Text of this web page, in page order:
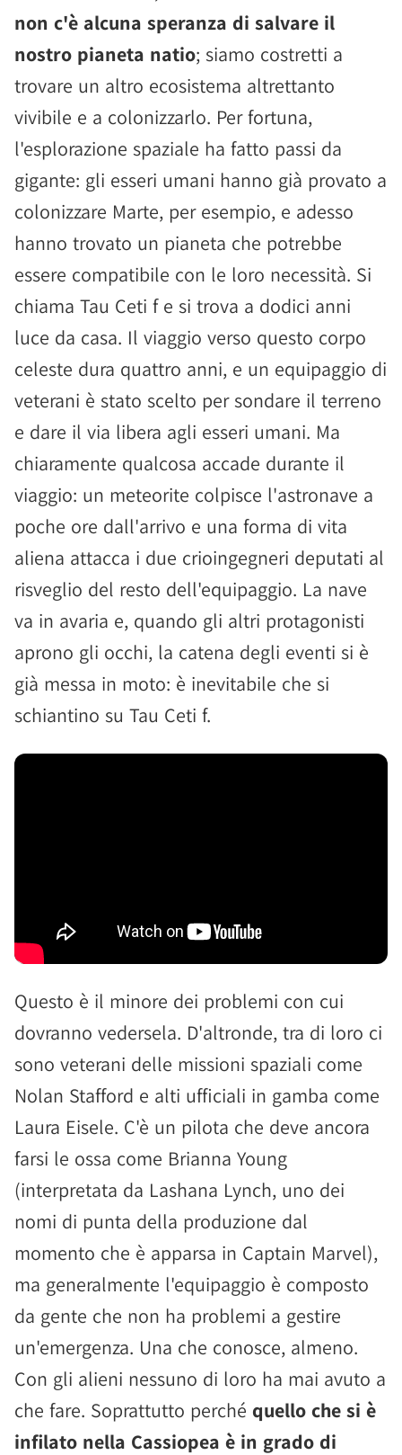
non c'è alcuna speranza di salvare il
nostro pianeta natio; siamo costretti a
trovare un altro ecosistema altrettanto
vivibile e a colonizzarlo. Per fortuna,
l'esplorazione spaziale ha fatto passi da
gigante: gli esseri umani hanno già provato a
colonizzare Marte, per esempio, e adesso
hanno trovato un pianeta che potrebbe
essere compatibile con le loro necessità. Si
chiama Tau Ceti f e si trova a dodici anni
luce da casa. Il viaggio verso questo corpo
celeste dura quattro anni, e un equipaggio di
veterani è stato scelto per sondare il terreno
e dare il via libera agli esseri umani. Ma
chiaramente qualcosa accade durante il
viaggio: un meteorite colpisce l'astronave a
poche ore dall'arrivo e una forma di vita
aliena attacca i due crioingegneri deputati al
risveglio del resto dell'equipaggio. La nave
va in avaria e, quando gli altri protagonisti
aprono gli occhi, la catena degli eventi si è
già messa in moto: è inevitabile che si
schiantino su Tau Ceti f.
Questo è il minore dei problemi con cui
dovranno vedersela. D'altronde, tra di loro ci
sono veterani delle missioni spaziali come
Nolan Stafford e alti ufficiali in gamba come
Laura Eisele. C'è un pilota che deve ancora
farsi le ossa come Brianna Young
(interpretata da Lashana Lynch, uno dei
nomi di punta della produzione dal
momento che è apparsa in Captain Marvel),
ma generalmente l'equipaggio è composto
da gente che non ha problemi a gestire
un'emergenza. Una che conosce, almeno.
Con gli alieni nessuno di loro ha mai avuto a
che fare. Soprattutto perché quello che si è
infilato nella Cassiopea è in grado di